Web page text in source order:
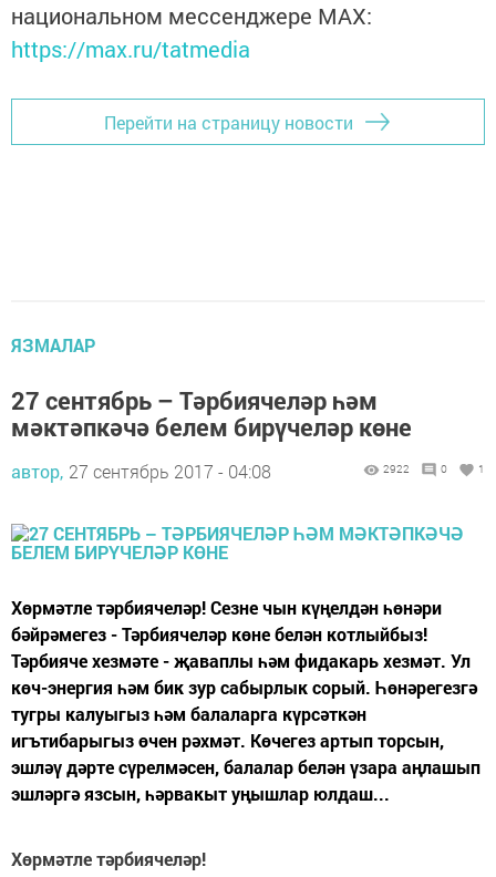
национальном мессенджере MАХ:
https://max.ru/tatmedia
Перейти на страницу новости
ЯЗМАЛАР
27 cентябрь – Тәрбиячеләр һәм
мәктәпкәчә белем бирүчеләр көне
автор, 27 сентябрь 2017 - 04:08 2922 0 1
Хөрмәтле тәрбиячеләр! Сезне чын күңелдән һөнәри
бәйрәмегез - Тәрбиячеләр көне белән котлыйбыз!
Тәрбияче хезмәте - җаваплы һәм фидакарь хезмәт. Ул
көч-энергия һәм бик зур сабырлык сорый. Һөнәрегезгә
тугры калуыгыз һәм балаларга күрсәткән
игътибарыгыз өчен рәхмәт. Көчегез артып торсын,
эшләү дәрте сүрелмәсен, балалар белән үзара аңлашып
эшләргә язсын, һәрвакыт уңышлар юлдаш...
Хөрмәтле тәрбиячеләр!